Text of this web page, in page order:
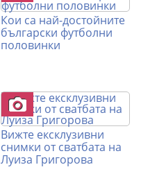
Кои са най-достойните
български футболни
половинки
Вижте ексклузивни
снимки от сватбата на
Луиза Григорова